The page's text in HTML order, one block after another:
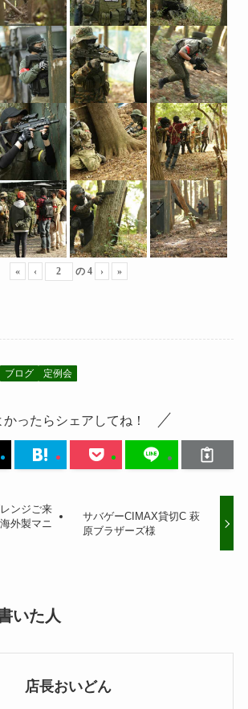
« ‹ の 4 › »
ブログ 定例会
かったらシェアしてね！
ンジご来
外製マニ
サバゲーCIMAX貸切C 萩
原ブラザーズ様
いた人
店長おいどん